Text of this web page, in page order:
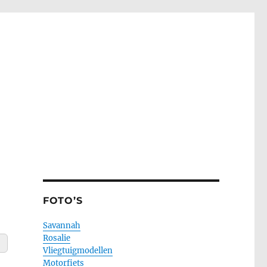
FOTO’S
Savannah
Rosalie
Vliegtuigmodellen
Motorfiets